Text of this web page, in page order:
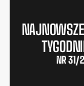
NR 31/